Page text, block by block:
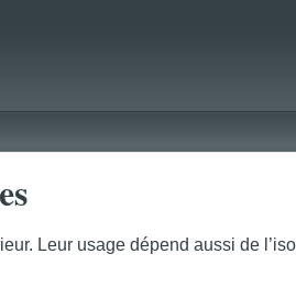
Leur usage dépend aussi de